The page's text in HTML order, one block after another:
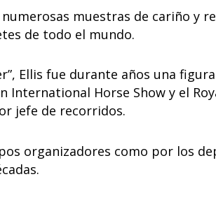
muestras de cariño y
de todo el mundo.
Ellis fue durante años una
Horse Show y el
jefe de recorridos.
organizadores como por los